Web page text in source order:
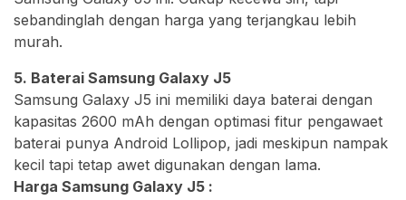
sebandinglah dengan harga yang terjangkau lebih
murah.
5. Baterai Samsung Galaxy J5
Samsung Galaxy J5 ini memiliki daya baterai dengan
kapasitas 2600 mAh dengan optimasi fitur pengawaet
baterai punya Android Lollipop, jadi meskipun nampak
kecil tapi tetap awet digunakan dengan lama.
Harga Samsung Galaxy J5 :